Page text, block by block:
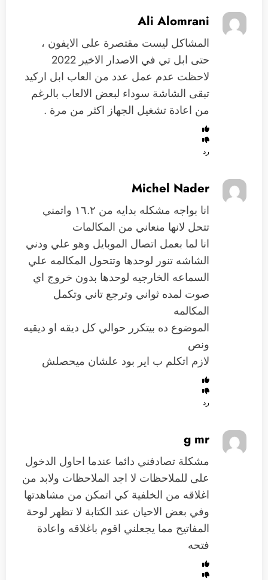
Ali Alomrani
المشاكل ليست مقتصرة على الايفون ،
حتى ابل تي في الاصدار الاخير 2022
لاحظت عدم عمل عدد من العاب ابل اركيد
تبقى الشاشة سوداء لبعض الالعاب بالرغم
من اعادة تشغيل الجهاز اكثر من مرة .
رد
Michel Nader
انا بواجه مشكله بدايه من ١٦.٢ واتمني
تتحل لانها منعاني من المكالمات
انا لما بعمل اتصال الموبايل وهو علي ودني
الشاشه تنور لوحدها وتتحول المكالمه علي
السماعه الخارجيه لوحدها بدون خروج اي
صوت لمده ثواني وترجع تاني وتكمل
المكالمه
الموضوع ده بيتكرر حوالي كل ديقه او ديقيه
ونص
لازم اتكلم ب اير بود علشان ميحصلش
رد
g mr
مشكلة تصادفني دائما عندما احاول الدخول
على للملاحظات لا اجد الملاحظات ولابد من
اغلاقه من الخلفية كي اتمكن من مشاهدتها
وفي بعض الاحيان عند الكتابة لا تظهر لوحة
المفاتيح مما يجعلني اقوم باغلاقه واعادة
فتحه